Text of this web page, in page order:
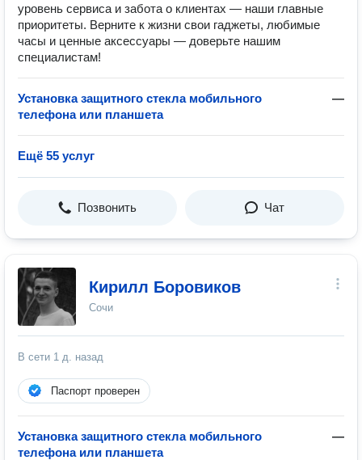
уровень сервиса и забота о клиентах — наши главные
приоритеты. Верните к жизни свои гаджеты, любимые
часы и ценные аксессуары — доверьте нашим
специалистам!
Установка защитного стекла мобильного
телефона или планшета
—
Ещё 55 услуг
Позвонить Чат
Кирилл Боровиков
Сочи
В сети 1 д. назад
Паспорт проверен
Установка защитного стекла мобильного
телефона или планшета
—